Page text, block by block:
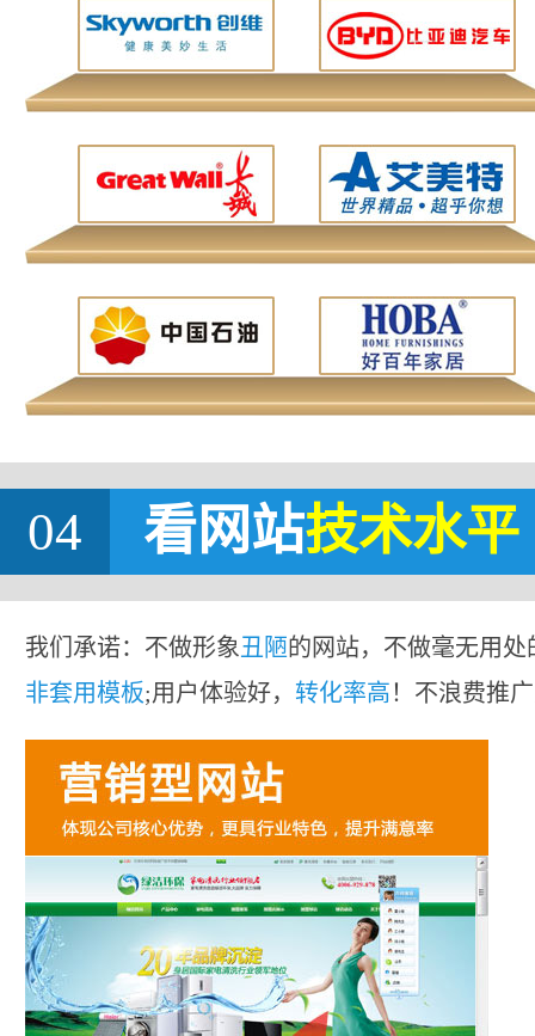
04 看网站技术水平
我们承诺：不做形象丑陋的网站，不做毫无用处
非套用模板;用户体验好， 转化率高！不浪费推